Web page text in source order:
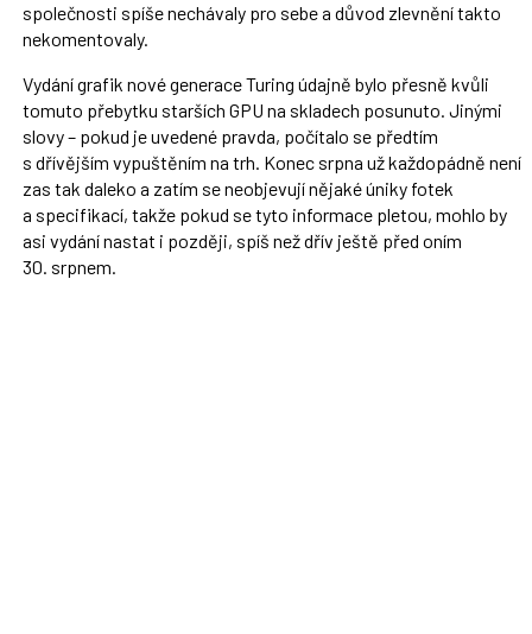
společnosti spíše nechávaly pro sebe a důvod zlevnění takto
nekomentovaly.
Vydání grafik nové generace Turing údajně bylo přesně kvůli
tomuto přebytku starších GPU na skladech posunuto. Jinými
slovy – pokud je uvedené pravda, počítalo se předtím
s dřívějším vypuštěním na trh. Konec srpna už každopádně není
zas tak daleko a zatím se neobjevují nějaké úniky fotek
a specifikací, takže pokud se tyto informace pletou, mohlo by
asi vydání nastat i později, spíš než dřív ještě před oním
30. srpnem.